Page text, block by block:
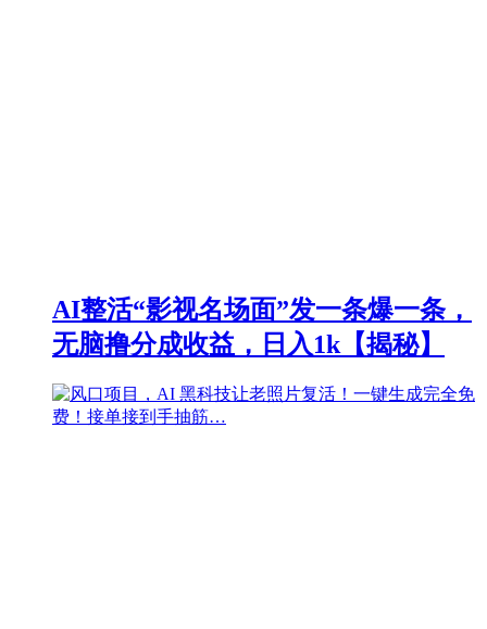
AI整活“影视名场面”发一条爆一条，
无脑撸分成收益，日入1k【揭秘】